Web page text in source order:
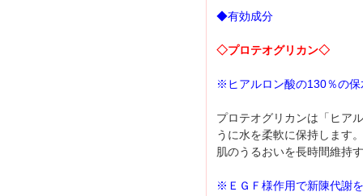
◆有効成分
◇プロテオグリカン◇
※ヒアルロン酸の130％の保
プロテオグリカンは「ヒア
うに水を柔軟に保持します。
肌のうるおいを長時間維持
※ＥＧＦ様作用で新陳代謝